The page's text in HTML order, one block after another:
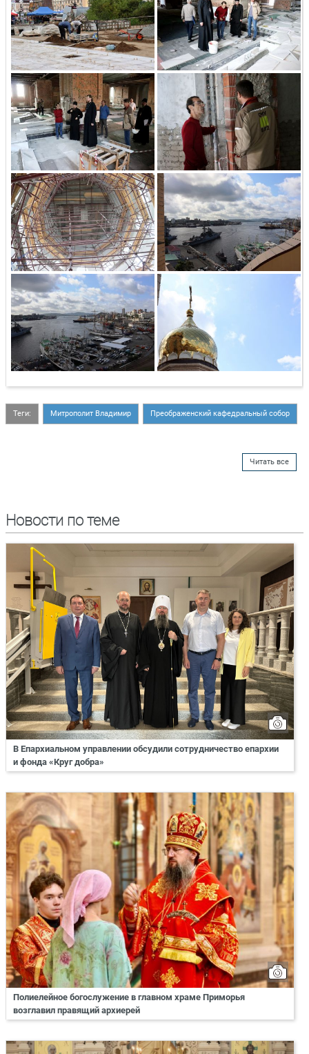
Теги: Митрополит Владимир Преображенский кафедральный собор
Читать все
Новости по теме
В Епархиальном управлении обсудили сотрудничество епархии
и фонда «Круг добра»
Полиелейное богослужение в главном храме Приморья
возглавил правящий архиерей